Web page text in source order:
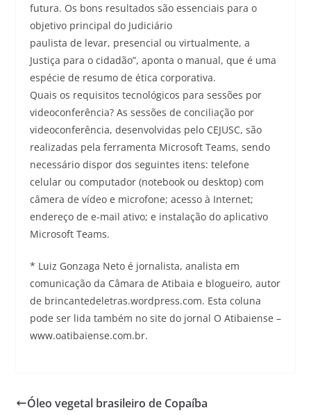
futura. Os bons resultados são essenciais para o
objetivo principal do Judiciário
paulista de levar, presencial ou virtualmente, a
Justiça para o cidadão”, aponta o manual, que é uma
espécie de resumo de ética corporativa.
Quais os requisitos tecnológicos para sessões por
videoconferência? As sessões de conciliação por
videoconferência, desenvolvidas pelo CEJUSC, são
realizadas pela ferramenta Microsoft Teams, sendo
necessário dispor dos seguintes itens: telefone
celular ou computador (notebook ou desktop) com
câmera de vídeo e microfone; acesso à Internet;
endereço de e-mail ativo; e instalação do aplicativo
Microsoft Teams.
* Luiz Gonzaga Neto é jornalista, analista em
comunicação da Câmara de Atibaia e blogueiro, autor
de brincantedeletras.wordpress.com. Esta coluna
pode ser lida também no site do jornal O Atibaiense –
www.oatibaiense.com.br.
Óleo vegetal brasileiro de Copaíba